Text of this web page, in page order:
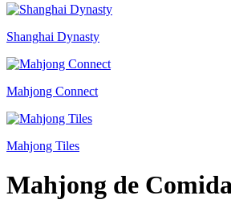
Shanghai Dynasty
Mahjong Connect
Mahjong Tiles
Mahjong de